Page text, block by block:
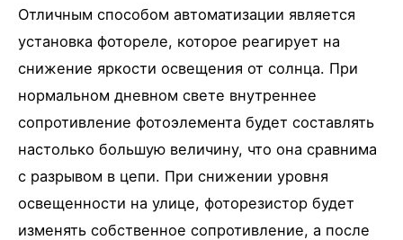
Отличным способом автоматизации является
установка фотореле, которое реагирует на
снижение яркости освещения от солнца. При
нормальном дневном свете внутреннее
сопротивление фотоэлемента будет составлять
настолько большую величину, что она сравнима
с разрывом в цепи. При снижении уровня
освещенности на улице, фоторезистор будет
изменять собственное сопротивление, а после